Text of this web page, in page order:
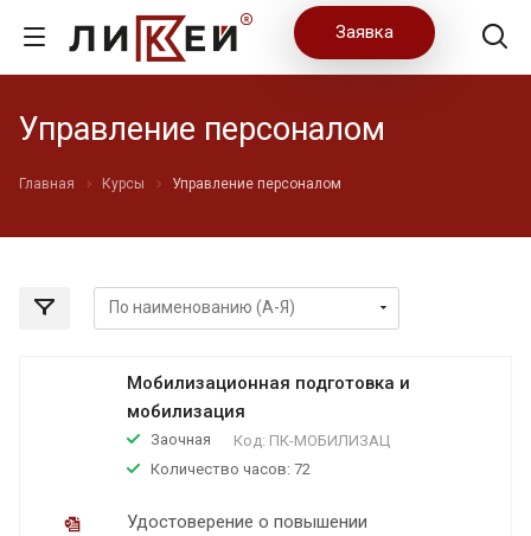
Заявка
Управление персоналом
Главная Курсы Управление персоналом
Мобилизационная подготовка и
мобилизация
Заочная Код: ПК-МОБИЛИЗАЦ
Количество часов: 72
Удостоверение о повышении